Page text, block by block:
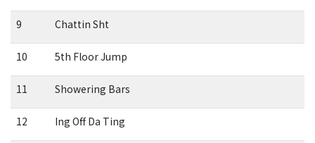
9 Chattin Sht
10 5th Floor Jump
11 Showering Bars
12 Ing Off Da Ting